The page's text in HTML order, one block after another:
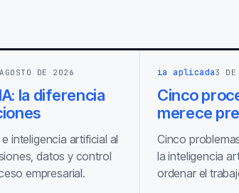
DE 2026
la diferencia
inteligencia artificial al
datos y control
empresarial.
ia aplicada3 DE
Cinco
merece
Cinco
la inteligencia
ordenar el